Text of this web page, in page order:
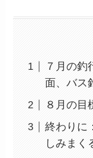
７月の釣
面、バス
８月の目
終わりに
しみまく